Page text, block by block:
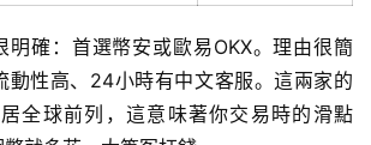
明確：首選幣安或歐易OKX。理由很簡
動性高、24小時有中文客服。這兩家的
全球前列，這意味著你交易時的滑點